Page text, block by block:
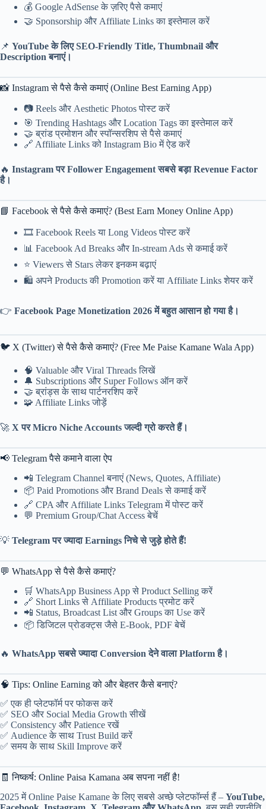
💰 Google AdSense के ज़रिए पैसे कमाएं
🤝 Sponsorship और Affiliate Links का इस्तेमाल करें
📌 YouTube के लिए SEO-Friendly Title, Thumbnail और
Description बनाएं।
📸 Instagram से पैसे कैसे कमाएं (Online Best Earning App)
📷 Reels और Aesthetic Photos पोस्ट करें
🎯 Trending Hashtags और Location Tags का इस्तेमाल करें
🤝 ब्रांड प्रमोशन और स्पॉन्सरशिप से पैसे कमाएं
🔗 Affiliate Links को Instagram Bio में ऐड करें
🔥 Instagram पर Follower Engagement सबसे बड़ा Revenue Factor
है।
📘 Facebook से पैसे कैसे कमाएं? (Best Earn Money Online App)
🎞️ Facebook Reels या Long Videos पोस्ट करें
📊 Facebook Ad Breaks और In-stream Ads से कमाई करें
⭐ Viewers से Stars लेकर इनकम बढ़ाएं
🛍️ अपने Products की Promotion करें या Affiliate Links शेयर करें
👉 Facebook Page Monetization 2026 में बहुत आसान हो गया है।
🐦 X (Twitter) से पैसे कैसे कमाएं? (Free Me Paise Kamane Wala App)
🧠 Valuable और Viral Threads लिखें
🔔 Subscriptions और Super Follows ऑन करें
🤝 ब्रांड्स के साथ पार्टनरशिप करें
🧩 Affiliate Links जोड़ें
🚀 X पर Micro Niche Accounts जल्दी ग्रो करते हैं।
📢 Telegram पैसे कमाने वाला ऐप
📲 Telegram Channel बनाएं (News, Quotes, Affiliate)
📦 Paid Promotions और Brand Deals से कमाई करें
🔗 CPA और Affiliate Links Telegram में पोस्ट करें
💬 Premium Group/Chat Access बेचें
💡 Telegram पर ज्यादा Earnings निचे से जुड़े होते हैं!
💬 WhatsApp से पैसे कैसे कमाएं?
🛒 WhatsApp Business App से Product Selling करें
🔗 Short Links से Affiliate Products प्रमोट करें
📲 Status, Broadcast List और Groups का Use करें
📦 डिजिटल प्रोडक्ट्स जैसे E-Book, PDF बेचें
🔥 WhatsApp सबसे ज्यादा Conversion देने वाला Platform है।
🧠 Tips: Online Earning को और बेहतर कैसे बनाएं?
✅ एक ही प्लेटफॉर्म पर फोकस करें
✅ SEO और Social Media Growth सीखें
✅ Consistency और Patience रखें
✅ Audience के साथ Trust Build करें
✅ समय के साथ Skill Improve करें
🧾 निष्कर्ष: Online Paisa Kamana अब सपना नहीं है!
2025 में Online Paise Kamane के लिए सबसे अच्छे प्लेटफॉर्म्स हैं – YouTube,